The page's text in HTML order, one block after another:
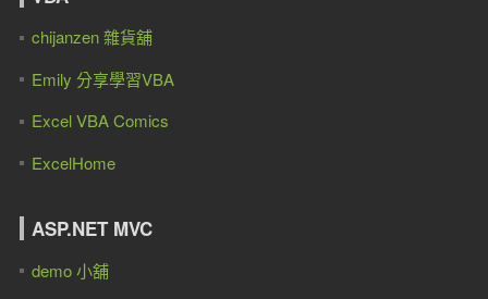
chijanzen 雜貨舖
Emily 分享學習VBA
Excel VBA Comics
ExcelHome
ASP.NET MVC
demo 小舖